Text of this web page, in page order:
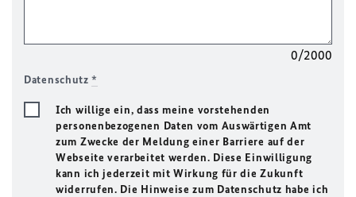
0/2000
Datenschutz*
Ich willige ein, dass meine vorstehenden
personenbezogenen Daten vom Auswärtigen Amt
zum Zwecke der Meldung einer Barriere auf der
Webseite verarbeitet werden. Diese Einwilligung
kann ich jederzeit mit Wirkung für die Zukunft
widerrufen. Die Hinweise zum Datenschutz habe ich